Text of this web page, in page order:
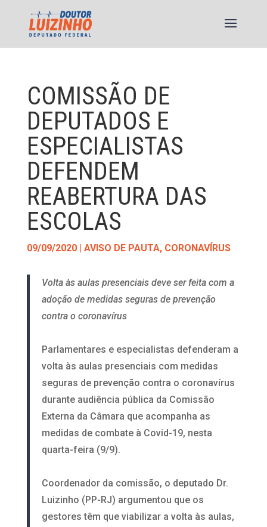
COMISSÃO DE
DEPUTADOS E
ESPECIALISTAS
DEFENDEM
REABERTURA DAS
ESCOLAS
09/09/2020| AVISO DE PAUTA, CORONAVÍRUS
Volta às aulas presenciais deve ser feita com a
adoção de medidas seguras de prevenção
contra o coronavírus
Parlamentares e especialistas defenderam a
volta às aulas presenciais com medidas
seguras de prevenção contra o coronavírus
durante audiência pública da Comissão
Externa da Câmara que acompanha as
medidas de combate à Covid-19, nesta
quarta-feira (9/9).
Coordenador da comissão, o deputado Dr.
Luizinho (PP-RJ) argumentou que os
gestores têm que viabilizar a volta às aulas,